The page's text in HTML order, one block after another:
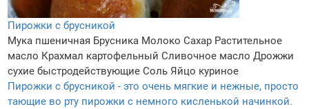
Пирожки с брусникой
Мука пшеничная Брусника Молоко Сахар Растительное
масло Крахмал картофельный Сливочное масло Дрожжи
сухие быстродействующие Соль Яйцо куриное
Пирожки с брусникой - это очень мягкие и нежные, просто
тающие во рту пирожки с немного кисленькой начинкой.